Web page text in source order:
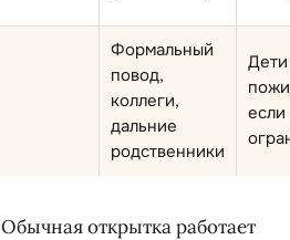
Формальный
повод,
коллеги,
дальние
родственники
Дети
Обычная открытка работает